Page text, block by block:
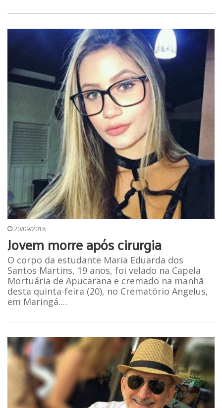
20/09/2018
Jovem morre após cirurgia
O corpo da estudante Maria Eduarda dos
Santos Martins, 19 anos, foi velado na Capela
Mortuária de Apucarana e cremado na manhã
desta quinta-feira (20), no Crematório Angelus,
em Maringá.…